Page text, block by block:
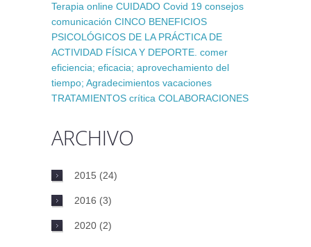
Terapia online CUIDADO Covid 19 consejos
comunicación CINCO BENEFICIOS
PSICOLÓGICOS DE LA PRÁCTICA DE
ACTIVIDAD FÍSICA Y DEPORTE. comer
eficiencia; eficacia; aprovechamiento del
tiempo; Agradecimientos vacaciones
TRATAMIENTOS crítica COLABORACIONES
ARCHIVO
2015 (24)
2016 (3)
2020 (2)